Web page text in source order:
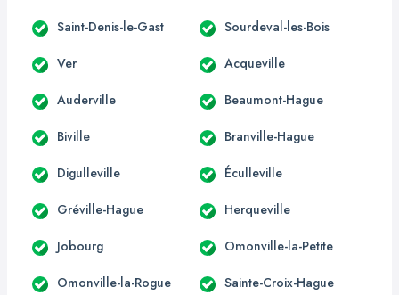
Saint-Denis-le-Gast Sourdeval-les-Bois
Ver Acqueville
Auderville Beaumont-Hague
Biville Branville-Hague
Digulleville Éculleville
Gréville-Hague Herqueville
Jobourg Omonville-la-Petite
Omonville-la-Rogue Sainte-Croix-Hague